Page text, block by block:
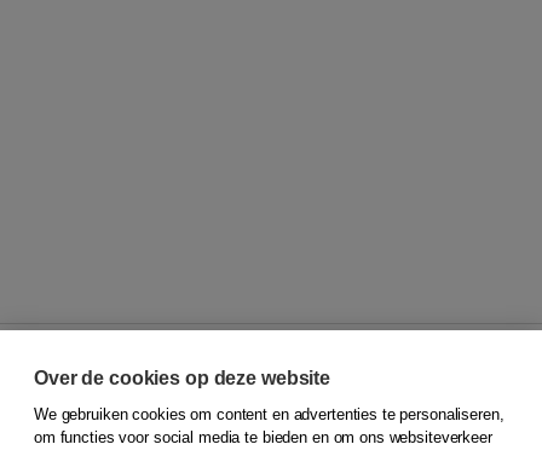
© 2026Koninklijke Boom uitgevers
Over de cookies op deze website
We gebruiken cookies om content en advertenties te personaliseren,
om functies voor social media te bieden en om ons websiteverkeer